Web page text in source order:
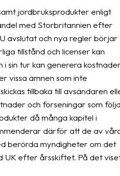
jordbruksprodukter enligt
med Storbritannien efter
avslutat och nya regler börjar
tillstånd och licenser kan
sin tur kan generera kostnader
vissa ämnen som inte
tillbaka till avsändaren
och förseningar som
då många kapitel i
därför att de av
berörda myndigheter om det
UK efter årsskiftet. På det